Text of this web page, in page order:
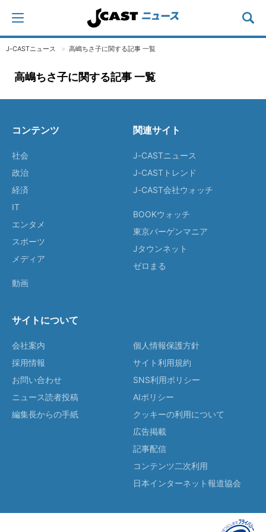
J-CASTニュース 高嶋ちさ子に関する記事 一覧
高嶋ちさ子に関する記事 一覧
コンテンツ
社会
政治
経済
IT
エンタメ
スポーツ
メディア
動画
関連サイト
J-CASTニュース
J-CASTトレンド
J-CAST会社ウォッチ
BOOKウォッチ
東京バーゲンマニア
Jタウンネット
ゼロまる
サイトについて
会社案内
採用情報
お問い合わせ
ニュース読者投稿
編集長からの手紙
個人情報保護方針
サイト利用規約
SNS利用ポリシー
AIポリシー
クッキーの利用について
広告掲載
記事配信
コンテンツ二次利用
日本インターネット報道協会